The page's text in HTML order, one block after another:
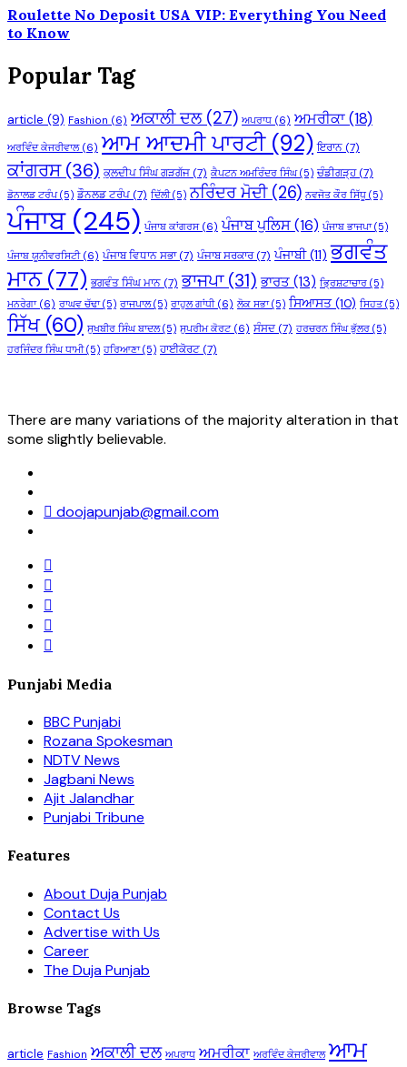
Roulette No Deposit USA VIP: Everything You Need
to Know
Popular Tag
article (9) Fashion (6) ਅਕਾਲੀ ਦਲ(27) ਅਪਰਾਧ (6) ਅਮਰੀਕਾ(18)
ਅਰਵਿੰਦ ਕੇਜਰੀਵਾਲ(6) ਆਮ ਆਦਮੀ ਪਾਰਟੀ(92) ਇਰਾਨ (7)
ਕਾਂਗਰਸ(36) ਕੁਲਦੀਪ ਸਿੰਘ ਗੜਗੱਜ (7) ਕੈਪਟਨ ਅਮਰਿੰਦਰ ਸਿੰਘ(5) ਚੰਡੀਗੜ੍ਹ(7)
ਡੋਨਾਲਡ ਟਰੰਪ(5) ਡੌਨਲਡ ਟਰੰਪ (7) ਦਿੱਲੀ(5) ਨਰਿੰਦਰ ਮੋਦੀ(26) ਨਵਜੋਤ ਕੌਰ ਸਿੱਧੂ (5)
ਪੰਜਾਬ(245) ਪੰਜਾਬ ਕਾਂਗਰਸ(6) ਪੰਜਾਬ ਪੁਲਿਸ(16) ਪੰਜਾਬ ਭਾਜਪਾ(5)
ਪੰਜਾਬ ਯੂਨੀਵਰਸਿਟੀ(6) ਪੰਜਾਬ ਵਿਧਾਨ ਸਭਾ(7) ਪੰਜਾਬ ਸਰਕਾਰ(7) ਪੰਜਾਬੀ(11) ਭਗਵੰਤ
ਮਾਨ(77) ਭਗਵੰਤ ਸਿੰਘ ਮਾਨ (7) ਭਾਜਪਾ(31) ਭਾਰਤ (13) ਭ੍ਰਿਸ਼ਟਾਚਾਰ (5)
ਮਨਰੇਗਾ(6) ਰਾਘਵ ਚੱਢਾ(5) ਰਾਜਪਾਲ(5) ਰਾਹੁਲ ਗਾਂਧੀ(6) ਲੋਕ ਸਭਾ(5) ਸਿਆਸਤ(10) ਸਿਹਤ(5)
ਸਿੱਖ(60) ਸੁਖਬੀਰ ਸਿੰਘ ਬਾਦਲ(5) ਸੁਪਰੀਮ ਕੋਰਟ(6) ਸੰਸਦ (7) ਹਰਚਰਨ ਸਿੰਘ ਭੁੱਲਰ (5)
ਹਰਜਿੰਦਰ ਸਿੰਘ ਧਾਮੀ(5) ਹਰਿਆਣਾ(5) ਹਾਈਕੋਰਟ (7)
There are many variations of the majority alteration in that
some slightly believable.
doojapunjab@gmail.com
Punjabi Media
BBC Punjabi
Rozana Spokesman
NDTV News
Jagbani News
Ajit Jalandhar
Punjabi Tribune
Features
About Duja Punjab
Contact Us
Advertise with Us
Career
The Duja Punjab
Browse Tags
article Fashion ਅਕਾਲੀ ਦਲ ਅਪਰਾਧ ਅਮਰੀਕਾ ਅਰਵਿੰਦ ਕੇਜਰੀਵਾਲ ਆਮ